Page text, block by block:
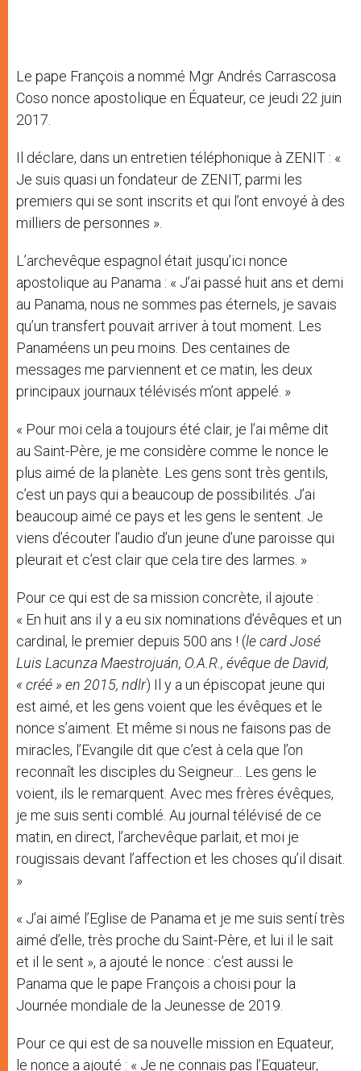
Le pape François a nommé Mgr Andrés Carrascosa
Coso nonce apostolique en Équateur, ce jeudi 22 juin
2017.
Il déclare, dans un entretien téléphonique à ZENIT : «
Je suis quasi un fondateur de ZENIT, parmi les
premiers qui se sont inscrits et qui l’ont envoyé à des
milliers de personnes ».
L’archevêque espagnol était jusqu’ici nonce
apostolique au Panama : « J’ai passé huit ans et demi
au Panama, nous ne sommes pas éternels, je savais
qu’un transfert pouvait arriver à tout moment. Les
Panaméens un peu moins. Des centaines de
messages me parviennent et ce matin, les deux
principaux journaux télévisés m’ont appelé. »
« Pour moi cela a toujours été clair, je l’ai même dit
au Saint-Père, je me considère comme le nonce le
plus aimé de la planète. Les gens sont très gentils,
c’est un pays qui a beaucoup de possibilités. J’ai
beaucoup aimé ce pays et les gens le sentent. Je
viens d’écouter l’audio d’un jeune d’une paroisse qui
pleurait et c’est clair que cela tire des larmes. »
Pour ce qui est de sa mission concrète, il ajoute :
« En huit ans il y a eu six nominations d’évêques et un
cardinal, le premier depuis 500 ans ! (le cardJosé
Luis Lacunza Maestrojuán, O.A.R., évêque de David,
« créé » en 2015, ndlr) Il y a un épiscopat jeune qui
est aimé, et les gens voient que les évêques et le
nonce s’aiment. Et même si nous ne faisons pas de
miracles, l’Evangile dit que c’est à cela que l’on
reconnaît les disciples du Seigneur… Les gens le
voient, ils le remarquent. Avec mes frères évêques,
je me suis senti comblé. Au journal télévisé de ce
matin, en direct, l’archevêque parlait, et moi je
rougissais devant l’affection et les choses qu’il disait.
»
« J’ai aimé l’Eglise de Panama et je me suis sentí très
aimé d’elle, très proche du Saint-Père, et lui il le sait
et il le sent », a ajouté le nonce : c’est aussi le
Panama que le pape François a choisi pour la
Journée mondiale de la Jeunesse de 2019.
Pour ce qui est de sa nouvelle mission en Equateur,
le nonce a ajouté : « Je ne connais pas l’Equateur,